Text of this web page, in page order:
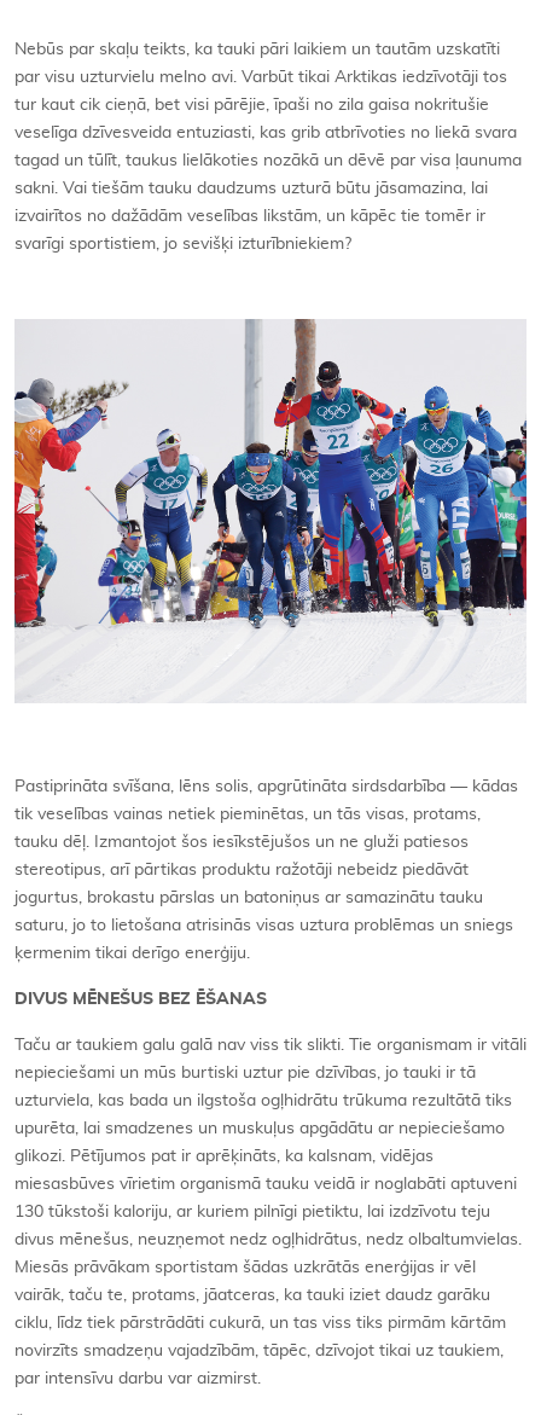
Kontakti
Nebūs par skaļu teikts, ka tauki pāri laikiem un tautām uzskatīti
par visu uzturvielu melno avi. Varbūt tikai Arktikas iedzīvotāji tos
tur kaut cik cieņā, bet visi pārējie, īpaši no zila gaisa nokritušie
veselīga dzīvesveida entuziasti, kas grib atbrīvoties no liekā svara
tagad un tūlīt, taukus lielākoties nozākā un dēvē par visa ļaunuma
sakni. Vai tiešām tauku daudzums uzturā būtu jāsamazina, lai
izvairītos no dažādām veselības likstām, un kāpēc tie tomēr ir
svarīgi sportistiem, jo sevišķi izturībniekiem?
Pastiprināta svīšana, lēns solis, apgrūtināta sirdsdarbība — kādas
tik veselības vainas netiek pieminētas, un tās visas, protams,
tauku dēļ. Izmantojot šos iesīkstējušos un ne gluži patiesos
stereotipus, arī pārtikas produktu ražotāji nebeidz piedāvāt
jogurtus, brokastu pārslas un batoniņus ar samazinātu tauku
saturu, jo to lietošana atrisinās visas uztura problēmas un sniegs
ķermenim tikai derīgo enerģiju.
DIVUS MĒNEŠUS BEZ ĒŠANAS
Taču ar taukiem galu galā nav viss tik slikti. Tie organismam ir vitāli
nepieciešami un mūs burtiski uztur pie dzīvības, jo tauki ir tā
uzturviela, kas bada un ilgstoša ogļhidrātu trūkuma rezultātā tiks
upurēta, lai smadzenes un muskuļus apgādātu ar nepieciešamo
glikozi. Pētījumos pat ir aprēķināts, ka kalsnam, vidējas
miesasbūves vīrietim organismā tauku veidā ir noglabāti aptuveni
130 tūkstoši kaloriju, ar kuriem pilnīgi pietiktu, lai izdzīvotu teju
divus mēnešus, neuzņemot nedz ogļhidrātus, nedz olbaltumvielas.
Miesās prāvākam sportistam šādas uzkrātās enerģijas ir vēl
vairāk, taču te, protams, jāatceras, ka tauki iziet daudz garāku
ciklu, līdz tiek pārstrādāti cukurā, un tas viss tiks pirmām kārtām
novirzīts smadzeņu vajadzībām, tāpēc, dzīvojot tikai uz taukiem,
par intensīvu darbu var aizmirst.